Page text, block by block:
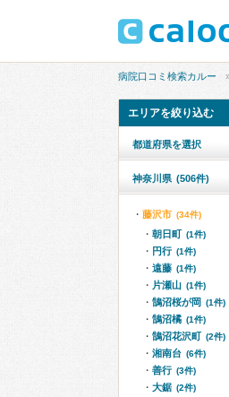
病院口コミ検索カルー
エリアを絞り込む
都道府県を選択
神奈川県 (506件)
藤沢市 (34件)
朝日町 (1件)
円行 (1件)
遠藤 (1件)
片瀬山 (1件)
鵠沼桜が岡 (1件)
鵠沼橘 (1件)
鵠沼花沢町 (2件)
湘南台 (6件)
善行 (3件)
大鋸 (2件)